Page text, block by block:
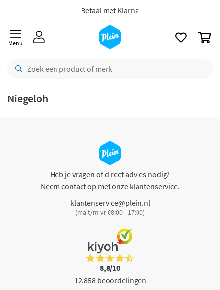
Betaal met Klarna
Menu
Niegeloh
Heb je vragen of direct advies nodig?
Neem contact op met onze klantenservice.
klantenservice@plein.nl
(ma t/m vr 08:00 - 17:00)
8,8/10
12.858 beoordelingen